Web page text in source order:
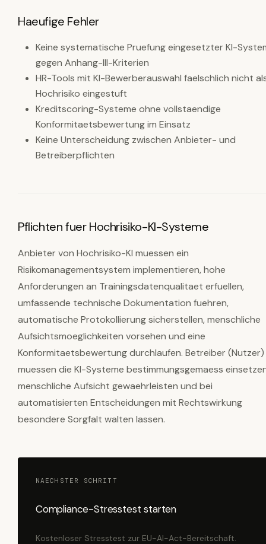
Haeufige Fehler
Keine systematische Pruefung eingesetzter KI-
gegen Anhang-III-Kriterien
HR-Tools mit KI-Bewerberauswahl faelschlich nicht
Hochrisiko eingestuft
Kreditscoring-Systeme ohne vollstaendige
Konformitaetsbewertung im Einsatz
Keine Unterscheidung zwischen Anbieter- und
Betreiberpflichten
Pflichten fuer Hochrisiko-KI-Systeme
Anbieter von Hochrisiko-KI muessen ein
Risikomanagementsystem implementieren, hohe
Anforderungen an Trainingsdatenqualitaet erfuellen,
umfassende technische Dokumentation fuehren,
automatische Protokollierung sicherstellen, menschliche
Aufsichtsmoeglichkeiten vorsehen und eine
Konformitaetsbewertung durchlaufen. Betreiber (Nutzer)
muessen die KI-Systeme bestimmungsgemaess
menschliche Aufsicht gewaehrleisten und bei
automatisierten Entscheidungen mit Rechtswirkung
besondere Sorgfalt walten lassen.
NAECHSTER SCHRITT
Compliance-Stresstest starten
Kostenloser Stresstest zur EU-AI-Act-Bereitschaft.